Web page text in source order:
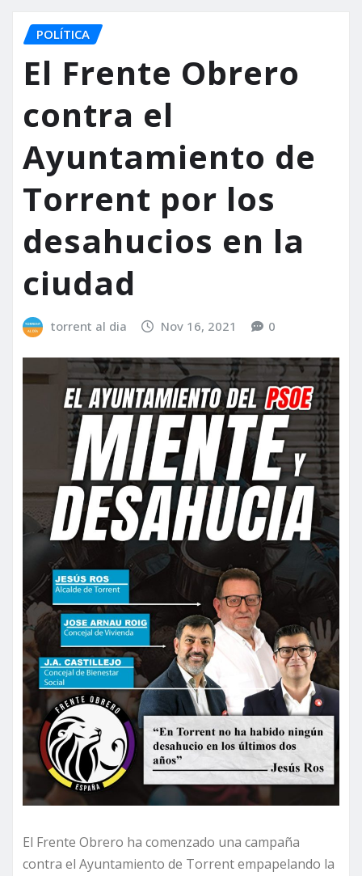
POLÍTICA
El Frente Obrero
contra el
Ayuntamiento de
Torrent por los
desahucios en la
ciudad
torrent al dia Nov 16, 2021 0
El Frente Obrero ha comenzado una campaña
contra el Ayuntamiento de Torrent empapelando la